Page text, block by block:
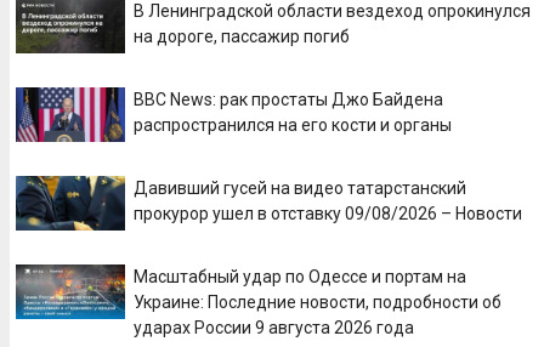
В Ленинградской области вездеход опрокинулся
на дороге, пассажир погиб
BBC News: рак простаты Джо Байдена
распространился на его кости и органы
Давивший гусей на видео татарстанский
прокурор ушел в отставку 09/08/2026 – Новости
Масштабный удар по Одессе и портам на
Украине: Последние новости, подробности об
ударах России 9 августа 2026 года